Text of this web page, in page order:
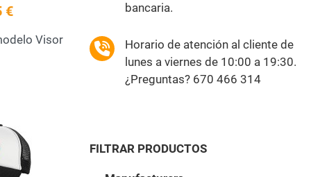
€
Visor
Quick View
bancaria.
Horario de atención al cliente de
lunes a viernes de 10:00 a 19:30.
¿Preguntas? 670 466 314
FILTRAR PRODUCTOS